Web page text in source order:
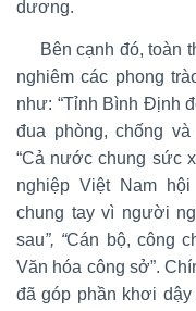
dương.
Bên cạnh đó, toàn
nghiêm các phong
như: “Tỉnh Bình Định
đua phòng, chống
“Cả nước chung sức
nghiệp Việt Nam
chung tay vì người
sau”, “Cán bộ, công
Văn hóa công sở”.
đã góp phần khơi